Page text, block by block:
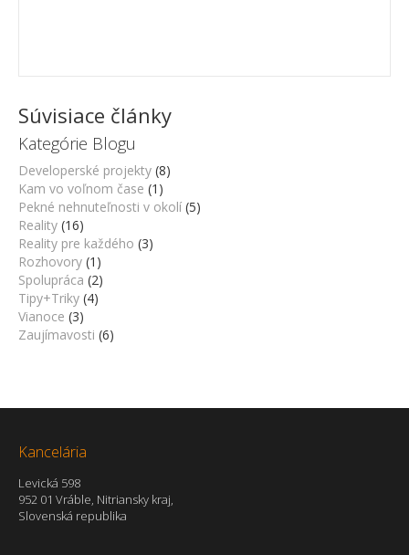
Súvisiace články
Kategórie Blogu
Developerské projekty (8)
Kam vo voľnom čase (1)
Pekné nehnuteľnosti v okolí (5)
Reality (16)
Reality pre každého (3)
Rozhovory (1)
Spolupráca (2)
Tipy+Triky (4)
Vianoce (3)
Zaujímavosti (6)
Kancelária
Levická 598
952 01 Vráble, Nitriansky kraj,
Slovenská republika